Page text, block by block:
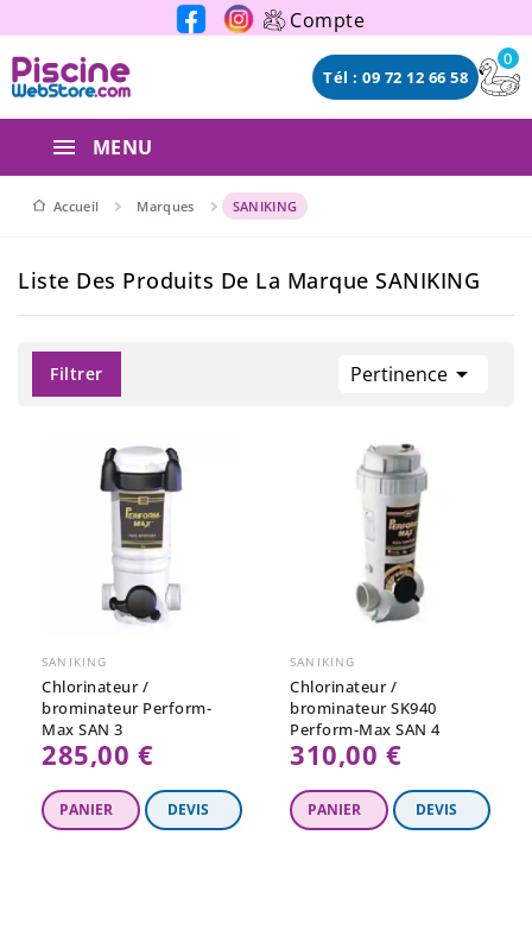
Panneau de gestion des cookiesCompte
Tél : 09 72 12 66 58
0
MENU
Accueil Marques SANIKING
Liste Des Produits De La Marque SANIKING
Filtrer Pertinence 
SANIKING
Chlorinateur /
brominateur Perform-
Max SAN 3
285,00 €
SANIKING
Chlorinateur /
brominateur SK940
Perform-Max SAN 4
310,00 €